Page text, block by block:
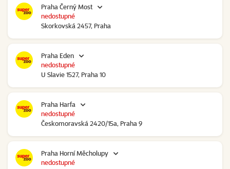
Praha Černý Most
Skorkovská 2457, Praha
nedostupné
Praha Eden
U Slavie 1527, Praha 10
nedostupné
Praha Harfa
Českomoravská 2420/15a, Praha 9
nedostupné
Praha Horní Měcholupy
nedostupné